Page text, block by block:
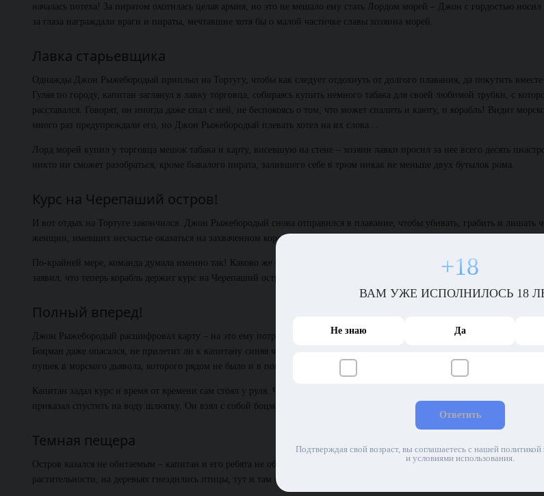
началась потеха! За пиратом охотилась целая армия, но это не мешало ему стать Лордом морей – Джон с гордостью
за глаза награждали враги и пираты, мечтавшие хотя бы о малой частичке славы хозяина морей.
Лавка старьевщика
Однажды Джон Рыжебородый приплыл на Тортугу, чтобы как следует отдохнуть от долгого плавания, да покутить вместе
Гуляя по городу, капитан заглянул в лавку торговца, собираясь купить немного табака для своей любимой трубки, с
расставался. Говорят, он иногда даже спал с ней, не беспокоясь о том, что может спалить и каюту, и корабль! Видит
много раз предупреждали его, но Джон Рыжебородый плевать хотел на их слова…
Лорд морей купил у торговца мешок табака и карту, висевшую на стене – хозяин лавки просил за нее всего десять
никто ни сможет разобраться, кроме бывалого пирата, залившего себе в трюм никак не меньше двух бутылок рома.
Курс на Черепаший остров!
И вот отдых на Тортуге закончился. Джон Рыжебородый снова отправился в плавание, чтобы убивать, грабить и лишать
женщин, имевших несчастье оказаться на захваченном корабле.
По-крайней мере, команда думала именно так! Каково же было их удивление, когда капитан в одно прекрасное утро
заявил, что теперь корабль держит курс на Черепаший остров…
Полный вперед!
Джон Рыжебородый расшифровал карту – на это ему потребовалось около недели времени и одна бочка рома, которую
Боцман даже опасался, не прилетит ли к капитану синяя чайка, как в прошлый раз, когда он выбежал из каюты, громко
пушек в морского дьявола, которого рядом не было и в помине. К счастью, никто не пострадал, кроме пары акул,
Капитан задал курс и время от времени сам стоял у руля. Через три дня корабль бросил якорь недалеко у Черепашьего
приказал спустить на воду шлюпку. Он взял с собой боцмана, первого помощника или троих ребят посмелее.
Темная пещера
Остров казался не обитаемым – капитан и его ребята не обнаружили ни малейших следов присутствия людей. Кругом все
растительности, на деревьях гнездились птицы, тут и там бегали косули, и никаких признаков того, что тут когда-то
+18
ВАМ УЖЕ ИСПОЛНИЛОСЬ 18
Не знаю Да
Ответить
Подтверждая свой возраст, вы соглашаетесь с нашей
и условиями использования.